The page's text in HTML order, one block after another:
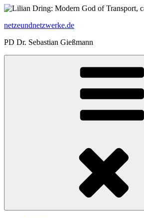
Zum
springen
netzeundnetzwerke.de
PD Dr. Sebastian Gießmann